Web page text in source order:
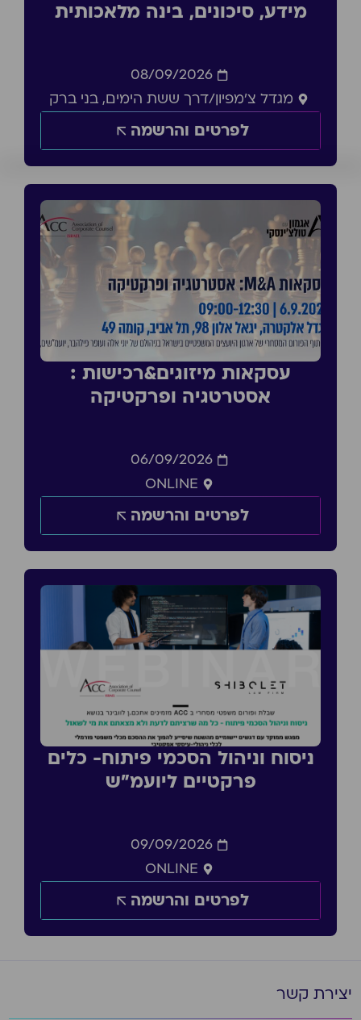
מידע, סיכונים, בינה מלאכותית
08/09/2026
מגדל צ'מפיון/דרך ששת הימים, בני ברק
לפרטים והרשמה
עסקאות מיזוגים&רכישות :
אסטרטגיה ופרקטיקה
06/09/2026
ONLINE
לפרטים והרשמה
ניסוח וניהול הסכמי פיתוח- כלים
פרקטיים ליועמ״ש
09/09/2026
ONLINE
לפרטים והרשמה
יצירת קשר